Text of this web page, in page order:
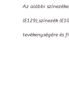
Az alábbi
(E129),színezék
tevékenységére és